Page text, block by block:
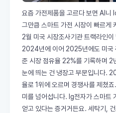
요즘 가전제품을 고르다 보면 AI니
그만큼 스마트 가전 시장이 빠르
2월 미국 시장조사기관 트랙라인
2024년에 이어 2025년에도 미국
준 시장 점유율 22%를 기록하며 2
눈에 띄는 건 냉장고 부문입니다.
율로 1위에 오르며 경쟁사를 제쳤
미를 넘어섭니다. lg전자가 스마트
얻고 있다는 증거거든요. 세탁기,